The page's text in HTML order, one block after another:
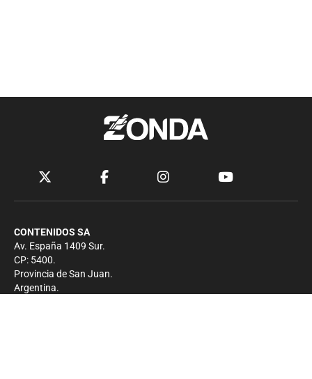
CONTENIDOS SA
Av. España 1409 Sur.
CP: 5400.
Provincia de San Juan.
Argentina.